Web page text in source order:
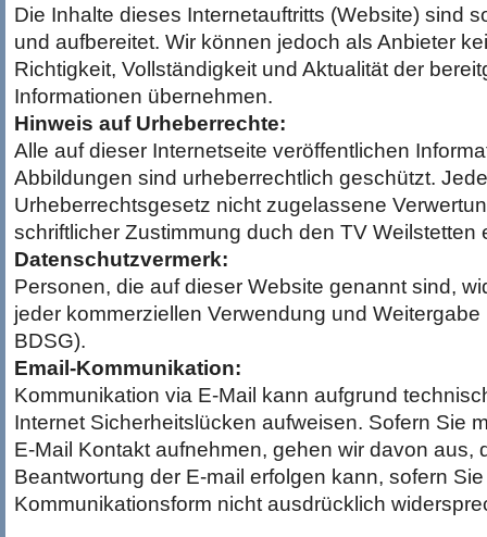
Die Inhalte dieses Internetauftritts (Website) sind
und aufbereitet. Wir können jedoch als Anbieter
Richtigkeit, Vollständigkeit und Aktualität der
Informationen übernehmen.
Hinweis auf Urheberrechte:
Alle auf dieser Internetseite veröffentlichen
Abbildungen sind urheberrechtlich geschützt.
Urheberrechtsgesetz nicht zugelassene
schriftlicher Zustimmung duch den TV Weilstetten
Datenschutzvermerk:
Personen, die auf dieser Website genannt sind,
jeder kommerziellen Verwendung und
BDSG).
Email-Kommunikation:
Kommunikation via E-Mail kann aufgrund
Internet Sicherheitslücken aufweisen. Sofern Sie
E-Mail Kontakt aufnehmen, gehen wir davon aus,
Beantwortung der E-mail erfolgen kann, sofern
Kommunikationsform nicht ausdrücklich